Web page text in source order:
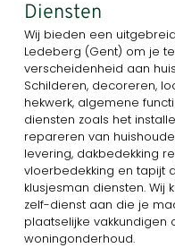
Diensten
Wij bieden een
Ledeberg (Gent) om je
verscheidenheid aan
Schilderen, decoreren,
hekwerk, algemene
diensten zoals het
repareren van
levering, dakbedekking
vloerbedekking en tapijt
klusjesman diensten. Wij
zelf-dienst aan die je
plaatselijke vakkundigen
woningonderhoud.